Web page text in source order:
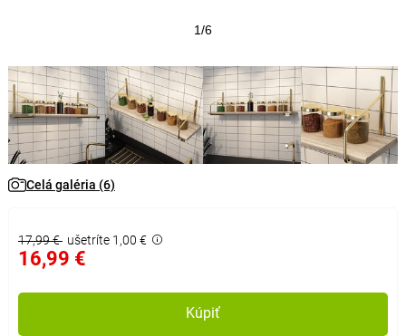
1/6
Celá galéria (6)
17,99 € ušetríte 1,00 €
16,99 €
Kúpiť